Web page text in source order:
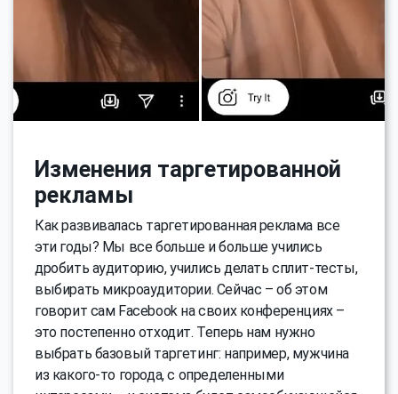
Изменения таргетированной
рекламы
Как развивалась таргетированная реклама все
эти годы? Мы все больше и больше учились
дробить аудиторию, учились делать сплит-тесты,
выбирать микроаудитории. Сейчас – об этом
говорит сам Facebook на своих конференциях –
это постепенно отходит. Теперь нам нужно
выбрать базовый таргетинг: например, мужчина
из какого-то города, с определенными